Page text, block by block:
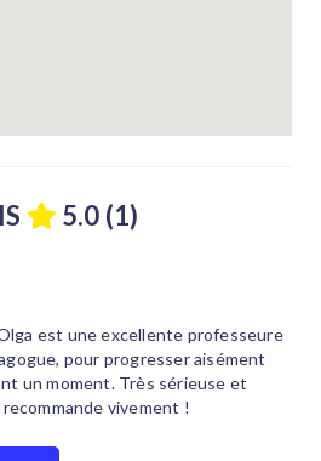
5.0 (1)
est une excellente professeure
pour progresser aisément
un moment. Très sérieuse et
vivement !